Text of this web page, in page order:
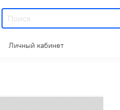
Личный кабинет